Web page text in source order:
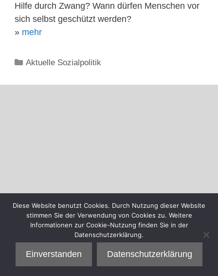
Hilfe durch Zwang? Wann dürfen Menschen vor
sich selbst geschützt werden?
» mehr
Kategorien
Aktuelle Sozialpolitik
Diese Website benutzt Cookies. Durch Nutzung dieser Website
stimmen Sie der Verwendung von Cookies zu. Weitere
Informationen zur Cookie-Nutzung finden Sie in der
Datenschutzerklärung.
Einverstanden Datenschutzerklärung